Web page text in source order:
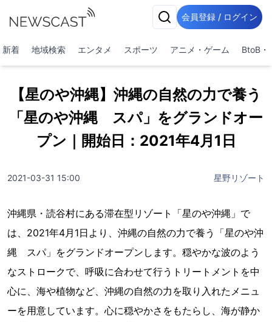
会員登録 / ログイン
新着 地域検索 エンタメ スポーツ アニメ・ゲーム BtoB・
【星のや沖縄】沖縄の自然の力で養う
「星のや沖縄 スパ」をグランドオー
プン｜開始日：2021年4月1日
2021-03-31 15:00 星野リゾート
沖縄県・読谷村にある滞在型リゾート「星のや沖縄」で
は、2021年4月1日より、沖縄の自然の力で養う「星のや沖
縄 スパ」をグランドオープンします。穏やかな波のよう
なストロークで、呼吸に合わせて行うトリートメントを中
心に、海や植物など、沖縄の自然の力を取り入れたメニュ
ーを用意しています。心に穏やかさをもたらし、海が静か